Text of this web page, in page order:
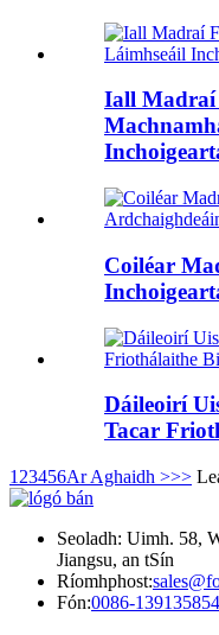
Iall Madraí
Coiléar
Dáileoirí
Tacar
1 23456Ar Aghaidh >>>
Seoladh: Uimh. 58,
Jiangsu, an tSín
Ríomhphost:
Fón:0086-